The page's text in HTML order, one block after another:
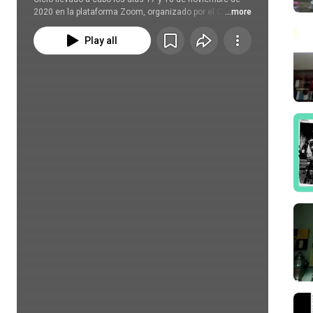
México".
2020 en la plataforma Zoom, organizado por el Centro
de Documentación e Investigación Judío de México.
...more
Play all